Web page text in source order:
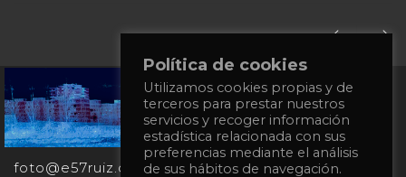
+34
651
862
863
foto@e57ruiz.com
Política de cookies
Utilizamos cookies propias y de
terceros para prestar nuestros
servicios y recoger información
estadística relacionada con sus
preferencias mediante el análisis
de sus hábitos de navegación.